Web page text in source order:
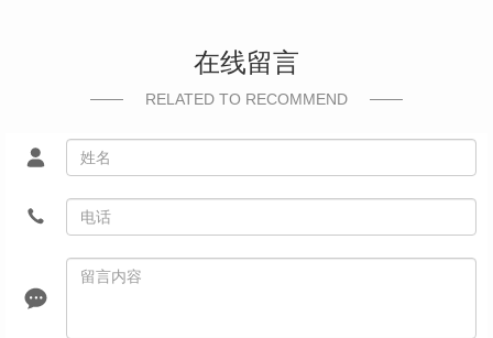
在线留言
RELATED TO RECOMMEND